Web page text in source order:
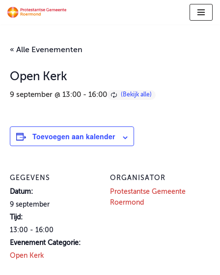
de
« Alle Evenementen
Open Kerk
9 september @ 13:00 - 16:00
Toevoegen aan kalender
GEGEVENS
Datum:
9 september
Tijd:
13:00 - 16:00
Evenement Categorie:
Open Kerk
ORGANISATOR
Protestantse Gemeente
Roermond